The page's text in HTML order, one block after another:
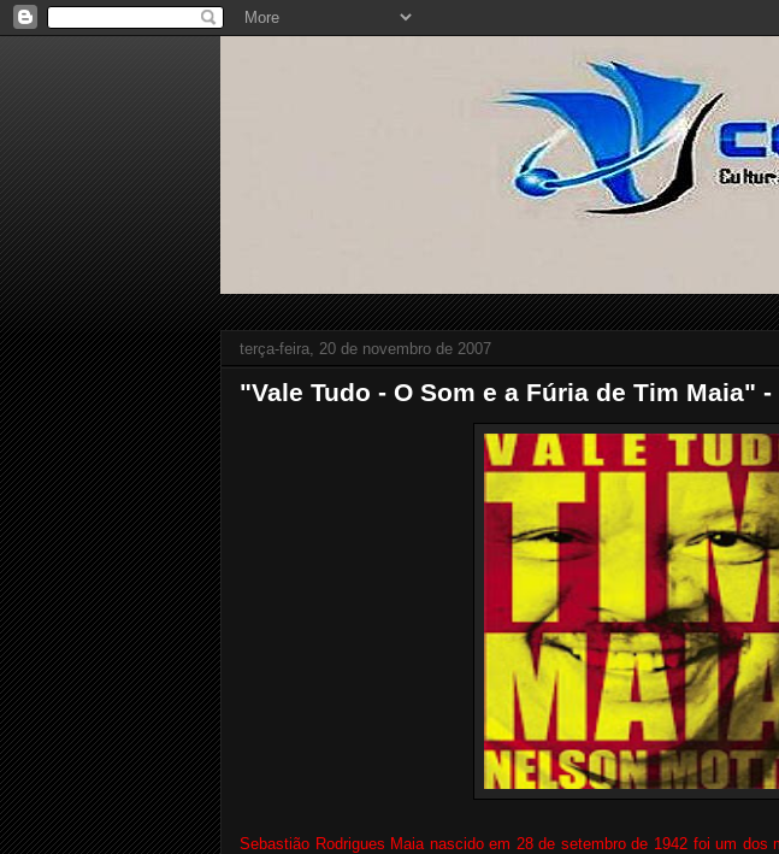
terça-feira, 20 de novembro de 2007
"Vale Tudo - O Som e a Fúria de Tim Maia"
Sebastião Rodrigues Maia nascido em 28 de setembro de 1942 foi um dos